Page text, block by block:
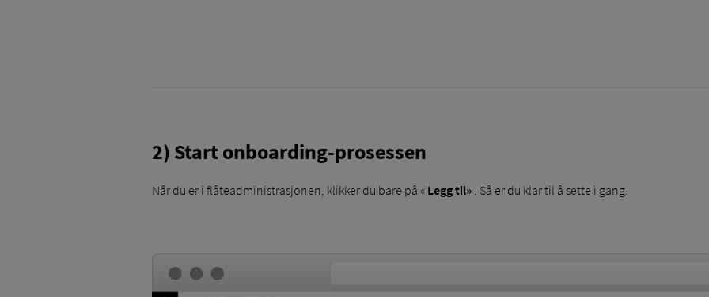
2) Start onboarding-prosessen
Når du er i flåteadministrasjonen, klikker du bare på « Legg til» . Så er du klar til å sette i gang.